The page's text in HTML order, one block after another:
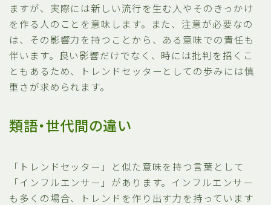
ますが、実際には新しい流行を生む人やそのきっかけ
を作る人のことを意味します。また、注意が必要なの
は、その影響力を持つことから、ある意味での責任も
伴います。良い影響だけでなく、時には批判を招くこ
ともあるため、トレンドセッターとしての歩みには慎
重さが求められます。
類語・世代間の違い
「トレンドセッター」と似た意味を持つ言葉として
「インフルエンサー」があります。インフルエンサー
も多くの場合、トレンドを作り出す力を持っています